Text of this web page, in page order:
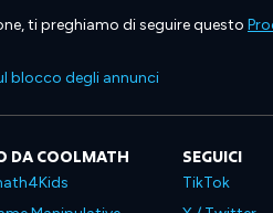
ti preghiamo di seguire questo
blocco degli annunci
DA COOLMATH SEGUICI
TikTok